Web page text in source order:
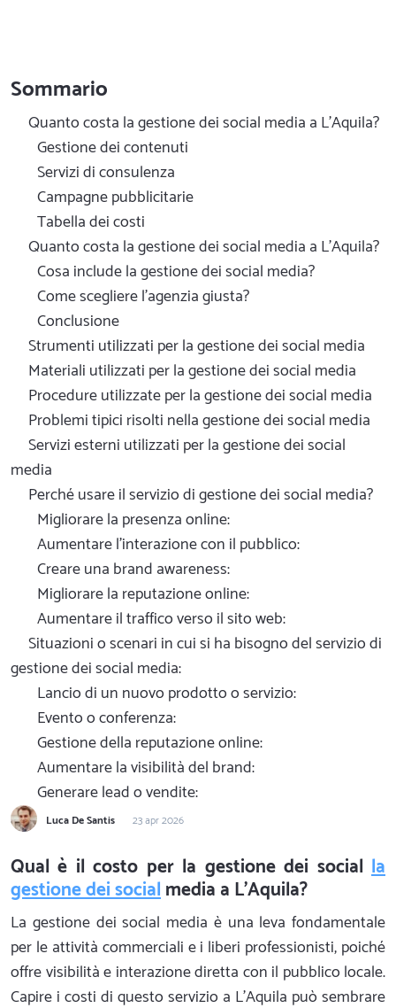
Sommario
Quanto costa la gestione dei social media a L'Aquila?
Gestione dei contenuti
Servizi di consulenza
Campagne pubblicitarie
Tabella dei costi
Quanto costa la gestione dei social media a L'Aquila?
Cosa include la gestione dei social media?
Come scegliere l'agenzia giusta?
Conclusione
Strumenti utilizzati per la gestione dei social media
Materiali utilizzati per la gestione dei social media
Procedure utilizzate per la gestione dei social media
Problemi tipici risolti nella gestione dei social media
Servizi esterni utilizzati per la gestione dei social
media
Perché usare il servizio di gestione dei social media?
Migliorare la presenza online:
Aumentare l'interazione con il pubblico:
Creare una brand awareness:
Migliorare la reputazione online:
Aumentare il traffico verso il sito web:
Situazioni o scenari in cui si ha bisogno del servizio di
gestione dei social media:
Lancio di un nuovo prodotto o servizio:
Evento o conferenza:
Gestione della reputazione online:
Aumentare la visibilità del brand:
Generare lead o vendite:
Luca De Santis 23 apr 2026
Qual è il costo per la gestione dei social la
gestione dei socialmedia a L'Aquila?
La gestione dei social media è una leva fondamentale
per le attività commerciali e i liberi professionisti, poiché
offre visibilità e interazione diretta con il pubblico locale.
Capire i costi di questo servizio a L'Aquila può sembrare